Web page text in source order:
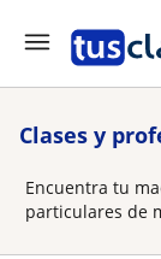
Clases y
Encuentra tu
particulares de